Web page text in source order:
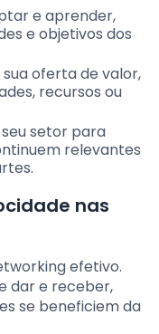
e aprender,
e objetivos dos
oferta de valor,
recursos ou
setor para
relevantes
nas
efetivo.
dar e receber,
se beneficiem da